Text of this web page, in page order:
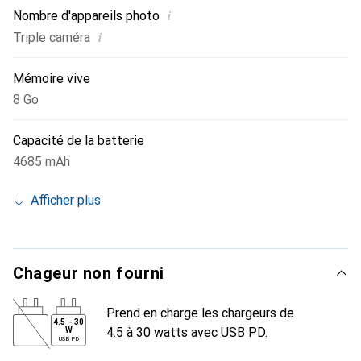
poussière.
Nombre d'appareils photo i
Triple caméra i
Mémoire vive
8 Go
Capacité de la batterie
4685 mAh
Afficher plus
Chageur non fourni
4.5 – 30
W
USB PD
Prend en charge les chargeurs de
4.5 à 30 watts avec USB PD.